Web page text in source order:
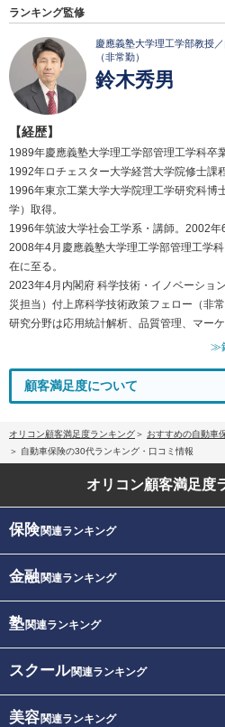
ランキング監修
慶應義塾大学理工学部教授
（非常勤）
鈴木秀男
【経歴】
1989年慶應義塾大学理工学部管理工学科卒業
1992年ロチェスター大学経営大学院修士課
1996年東京工業大学大学院理工学研究科博
学）取得。
1996年筑波大学社会工学系・講師。2002年
2008年4月慶應義塾大学理工学部管理工学
在に至る。
2023年4月内閣府 科学技術・イノベーショ
災担当）付上席科学技術政策フェロー（非常
研究分野は応用統計解析、品質管理、マーケ
≫
顧客満足度について
オリコン顧客満足度ランキング おすすめの自動車
自動車保険の30代ランキング・口コミ情報
オリコン顧客満足度
保険関連ランキング
金融関連ランキング
塾関連ランキング
スクール関連ランキング
美容関連ランキング